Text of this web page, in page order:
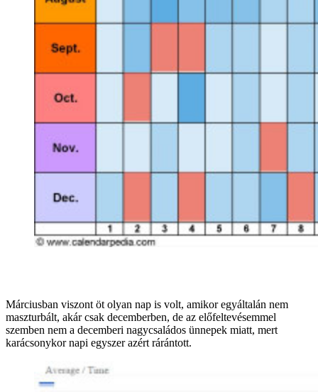
Márciusban viszont öt olyan nap is volt, amikor egyáltalán nem
maszturbált, akár csak decemberben, de az előfeltevésemmel
szemben nem a decemberi nagycsaládos ünnepek miatt, mert
karácsonykor napi egyszer azért rárántott.